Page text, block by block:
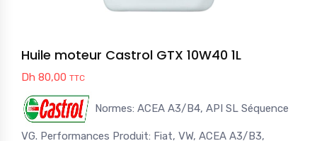
Huile moteur Castrol GTX 10W40 1L
Dh 80,00 TTC
Normes: ACEA A3/B4, API SL Séquence
VG. Performances Produit: Fiat, VW, ACEA A3/B3,